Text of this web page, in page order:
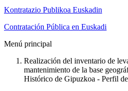
Kontratazio Publikoa Euskadin
Contratación Pública en Euskadi
Menú principal
Realización del inventario de
mantenimiento de la base
Histórico de Gipuzkoa - Perfil